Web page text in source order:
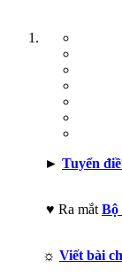
► Tuyển
♥ Ra mắt Bộ
☼ Viết bài